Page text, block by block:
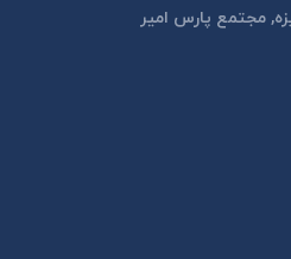
مجتمع پارس امير